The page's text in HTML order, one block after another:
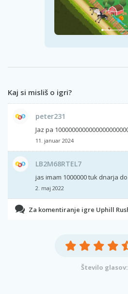
Kaj si misliš o igri?
peter231
Jaz pa
11. januar 2024
LB2M68RTEL7
jas imam 1000000 tuk dnarja
2. maj 2022
Za komentiranje igre Uphill
Število glasov: